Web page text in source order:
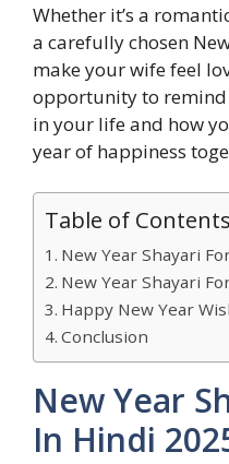
Whether it’s a
a carefully chosen
make your wife feel
opportunity to
in your life and how
year of happiness
Table of Contents
New Year Shayari
New Year Shayari
Happy New Year
Conclusion
New Year
In Hindi